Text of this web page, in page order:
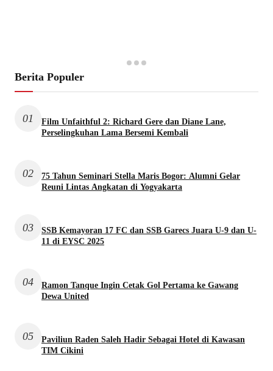
Berita Populer
01
Film Unfaithful 2: Richard Gere dan Diane Lane,
Perselingkuhan Lama Bersemi Kembali
02
75 Tahun Seminari Stella Maris Bogor: Alumni Gelar
Reuni Lintas Angkatan di Yogyakarta
03
SSB Kemayoran 17 FC dan SSB Garecs Juara U-9 dan U-
11 di EYSC 2025
04
Ramon Tanque Ingin Cetak Gol Pertama ke Gawang
Dewa United
05
Paviliun Raden Saleh Hadir Sebagai Hotel di Kawasan
TIM Cikini